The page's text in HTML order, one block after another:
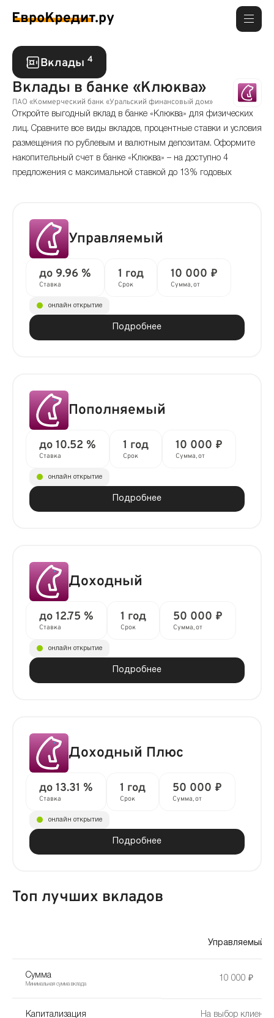
Вклады 4
Вклады в банке «Клюква»
ПАО «Коммерческий банк «Уральский финансовый дом»
Откройте выгодный вклад в банке «Клюква» для физических
лиц. Сравните все виды вкладов, процентные ставки и условия
размещения по рублевым и валютным депозитам. Оформите
накопительный счет в банке «Клюква» – на доступно 4
предложения с максимальной ставкой до 13% годовых
Управляемый
до 9.96 %
Ставка
1 год
Срок
10 000 ₽
Сумма, от
Подробнее
онлайн открытие
Пополняемый
до 10.52 %
Ставка
1 год
Срок
10 000 ₽
Сумма, от
Подробнее
онлайн открытие
Доходный
до 12.75 %
Ставка
1 год
Срок
50 000 ₽
Сумма, от
Подробнее
онлайн открытие
Доходный Плюс
до 13.31 %
Ставка
1 год
Срок
50 000 ₽
Сумма, от
Подробнее
онлайн открытие
Топ лучших вкладов
Управляемый
Сумма
Минимальная сумма вклада
10 000 ₽
Капитализация На выбор клиента